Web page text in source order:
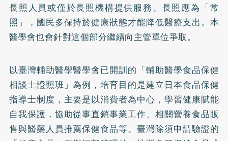
長照人員或僅於長照機構提供服務。長照應為「常
照」，國民多保持於健康狀態才能降低醫療支出。本
醫學會也會針對這個部分繼續向主管單位爭取。
以臺灣輔助醫學醫學會已開訓的「輔助醫學食品保健
相談士證照班」為例，培育目的是建立日本食品保健
指導士制度，主要是以消費者為中心，學習健康賦能
自我保護，協助從事直銷事業工作、相關營養食品販
售與醫藥人員推薦保健食品等。臺灣除須申請驗證的